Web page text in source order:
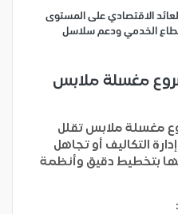
الاقتصادي على المستوى
الخدمي ودعم سلاسل
مغسلة ملابس
مغسلة ملابس تقلل
التكاليف أو تجاهل
بتخطيط دقيق وأنظمة